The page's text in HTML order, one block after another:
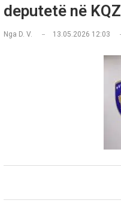
deputetë në KQZ
Nga D. V. 13.05.2026 12:03